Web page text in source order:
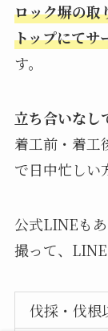
ロック塀の取
トップにてサ
す。
立ち合いなし
着工前・着工
で日中忙しい
公式LINEも
撮って、
伐採・伐根